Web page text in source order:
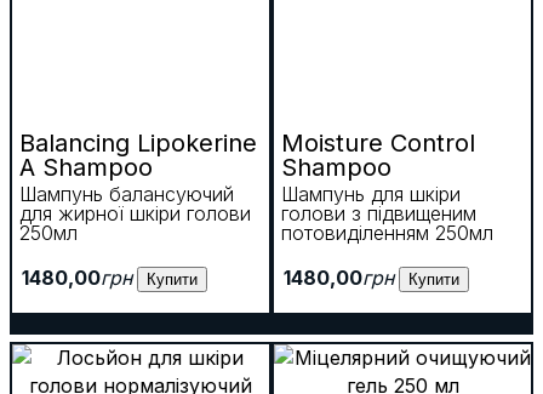
Balancing Lipokerine
A Shampoo
Шампунь балансуючий
для жирної шкіри голови
250мл
1480,00грн Купити
Moisture Control
Shampoo
Шампунь для шкіри
голови з підвищеним
потовиділенням 250мл
1480,00грн Купити